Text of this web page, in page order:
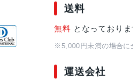
送料
無料 となっておりま
※5,000円未満の場合に
運送会社